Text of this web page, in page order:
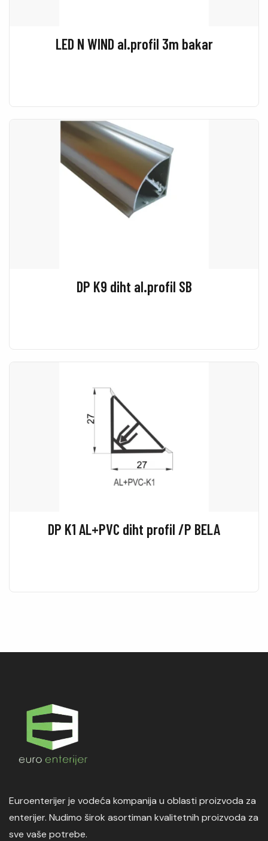
LED N WIND al.profil 3m bakar
DP K9 diht al.profil SB
DP K1 AL+PVC diht profil /P BELA
Euroenterijer je vodeća kompanija u oblasti proizvoda za
enterijer. Nudimo širok asortiman kvalitetnih proizvoda za
sve vaše potrebe.